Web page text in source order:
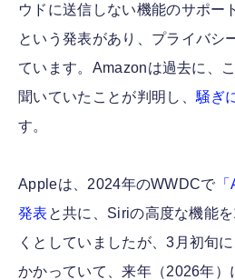
ウドに送信しない機能のサポー
という発表があり、プライバシ
ています。Amazonは過去に、
聞いていたことが判明し、 騒ぎ
す。
Appleは、2024年のWWDCで
発表 と共に、Siriの高度な機能
くとしていましたが、3月初旬
かかっていて、来年（2026年）